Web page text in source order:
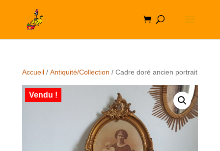
Accueil/ Antiquité/Collection / Cadre doré ancien portrait
Vendu !